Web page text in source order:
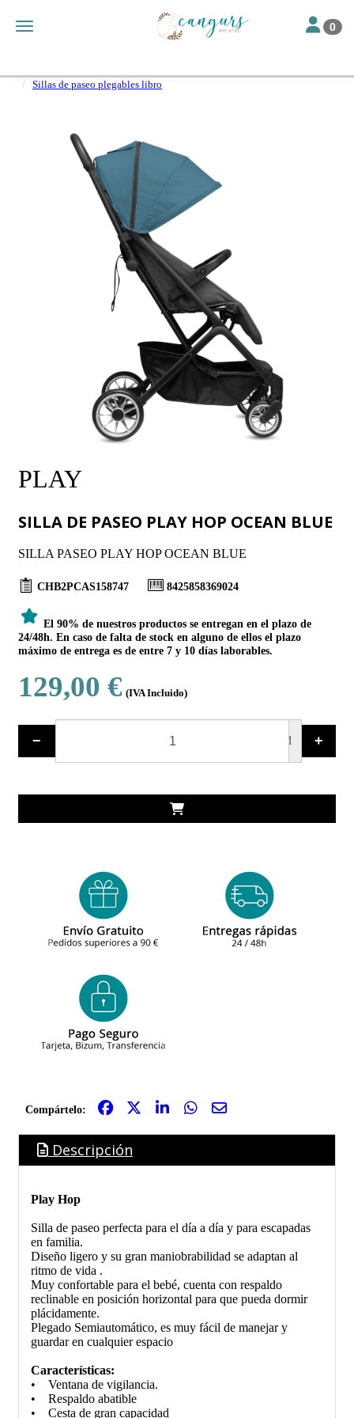
Toggle navigation Toggle
0
Sillas de paseo plegables libro
PLAY
SILLA DE PASEO PLAY HOP OCEAN BLUE
SILLA PASEO PLAY HOP OCEAN BLUE
CHB2PCAS158747 8425858369024
El 90% de nuestros productos se entregan en el plazo de
24/48h. En caso de falta de stock en alguno de ellos el plazo
máximo de entrega es de entre 7 y 10 días laborables.
129,00 € (IVA Incluido)
− ud +
Compártelo:
Descripción
Play Hop
Silla de paseo perfecta para el día a día y para escapadas
en familia.
Diseño ligero y su gran maniobrabilidad se adaptan al
ritmo de vida .
Muy confortable para el bebé, cuenta con respaldo
reclinable en posición horizontal para que pueda dormir
plácidamente.
Plegado Semiautomático, es muy fácil de manejar y
guardar en cualquier espacio
Características:
• Ventana de vigilancia.
• Respaldo abatible
• Cesta de gran capacidad